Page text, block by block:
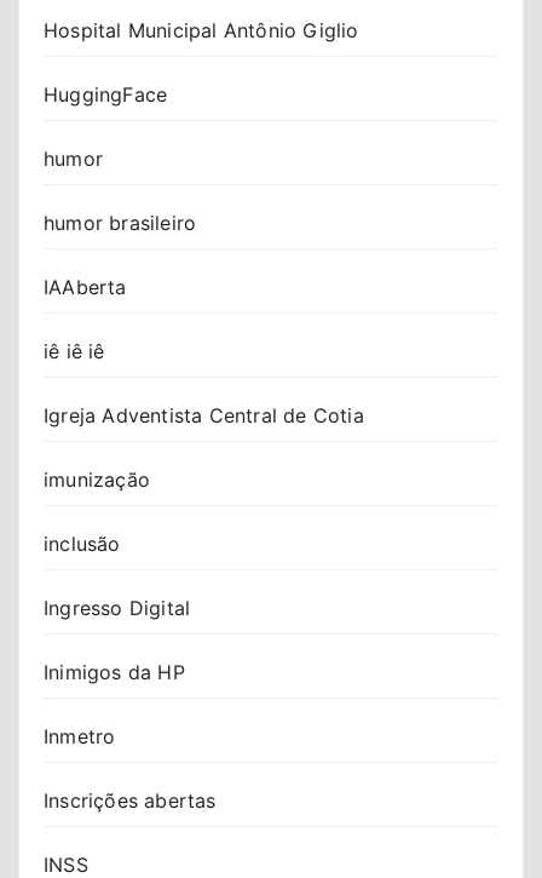
Hospital Municipal Antônio Giglio
HuggingFace
humor
humor brasileiro
IAAberta
iê iê iê
Igreja Adventista Central de Cotia
imunização
inclusão
Ingresso Digital
Inimigos da HP
Inmetro
Inscrições abertas
INSS